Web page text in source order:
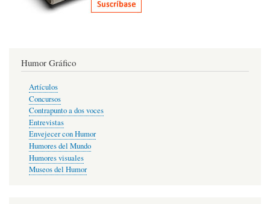
Humor Gráfico
Artículos
Concursos
Contrapunto a dos voces
Entrevistas
Envejecer con Humor
Humores del Mundo
Humores visuales
Museos del Humor